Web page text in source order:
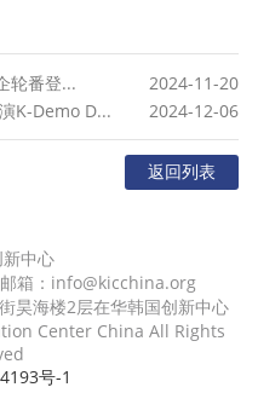
轮番登...
2024-11-20
K-Demo D...
2024-12-06
返回列表
中心
箱：info@kicchina.org
昊海楼2层在华韩国创新中心
Center China All Rights
号-1